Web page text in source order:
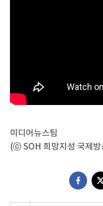
미디어뉴스팀
(ⓒ SOH 희망지성 국제